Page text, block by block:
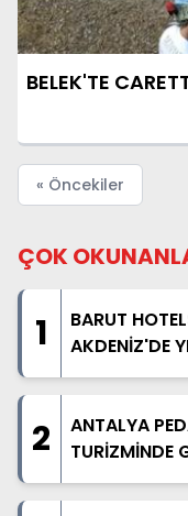
BELEK'TE
« Öncekiler
ÇOK
1
BARUT
AKDENİZ'DE
YAŞAM
2
ANTALYA
TURİZMİNDE
ARTIRIYOR